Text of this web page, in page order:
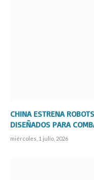
CHINA ESTRENA
DISEÑADOS PARA
miércoles, 1 julio, 2026